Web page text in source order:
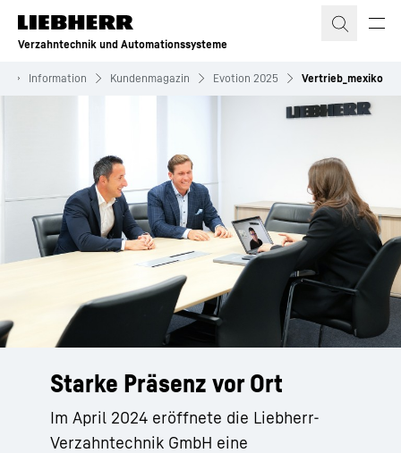
Zum Inhalt springen
Verzahntechnik und Automationssysteme
Information Kundenmagazin Evotion 2025 Vertrieb_mexiko
Starke Präsenz vor Ort
Im April 2024 eröffnete die Liebherr-
Verzahntechnik GmbH eine